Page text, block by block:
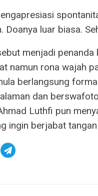
Doanya luar biasa.
menjadi
namun rona wajah
berlangsung
dan
Luthfi pun
ingin berjabat